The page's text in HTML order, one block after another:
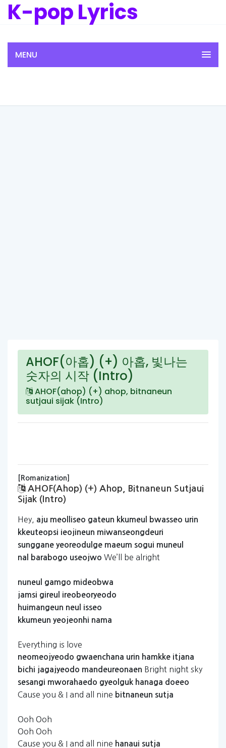
K-pop Lyrics
MENU
AHOF(아홉) (+) 아홉, 빛나는
숫자의 시작 (Intro)
AHOF(ahop) (+) ahop, bitnaneun
sutjaui sijak (Intro)
[Romanization]
AHOF(ahop) (+) Ahop, Bitnaneun Sutjaui
Sijak (Intro)
Hey, aju meolliseo gateun kkumeul bwasseo urin
kkeuteopsi ieojineun miwanseongdeuri
sunggane yeoreodulge maeum sogui muneul
nal
barabogo useojwo We’ll be alright
nuneul gamgo mideobwa
jamsi gireul
ireobeoryeodo
huimangeun neul
isseo
kkumeun yeojeonhi nama
Everything is love
neomeojyeodo gwaenchana urin hamkke itjana
bichi jagajyeodo mandeureonaen Bright night sky
sesangi mworahaedo gyeolguk hanaga doeeo
Cause you & I and all nine bitnaneun sutja
Ooh Ooh
Ooh Ooh
Cause you & I and all nine hanaui sutja